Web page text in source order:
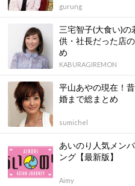
gurung
三宅智子(大食い)
供・社長だった店
め
KABURAGIREMON
平山あやの現在！
婚まで総まとめ
sumichel
あいのり人気メン
ング【最新版】
Aimy